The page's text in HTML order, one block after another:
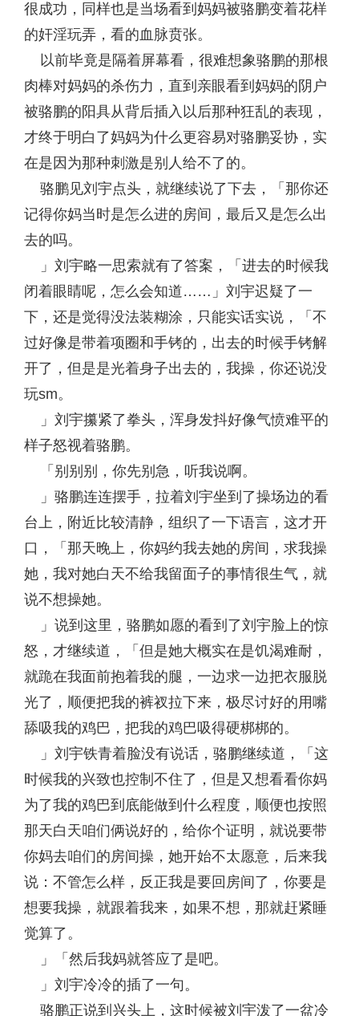
很成功，同样也是当场看到妈妈被骆鹏变着花样
的奸淫玩弄，看的血脉贲张。
以前毕竟是隔着屏幕看，很难想象骆鹏的那根
肉棒对妈妈的杀伤力，直到亲眼看到妈妈的阴户
被骆鹏的阳具从背后插入以后那种狂乱的表现，
才终于明白了妈妈为什么更容易对骆鹏妥协，实
在是因为那种刺激是别人给不了的。
骆鹏见刘宇点头，就继续说了下去，「那你还
记得你妈当时是怎么进的房间，最后又是怎么出
去的吗。
」刘宇略一思索就有了答案，「进去的时候我
闭着眼睛呢，怎么会知道……」刘宇迟疑了一
下，还是觉得没法装糊涂，只能实话实说，「不
过好像是带着项圈和手铐的，出去的时候手铐解
开了，但是是光着身子出去的，我操，你还说没
玩sm。
」刘宇攥紧了拳头，浑身发抖好像气愤难平的
样子怒视着骆鹏。
「别别别，你先别急，听我说啊。
」骆鹏连连摆手，拉着刘宇坐到了操场边的看
台上，附近比较清静，组织了一下语言，这才开
口，「那天晚上，你妈约我去她的房间，求我操
她，我对她白天不给我留面子的事情很生气，就
说不想操她。
」说到这里，骆鹏如愿的看到了刘宇脸上的惊
怒，才继续道，「但是她大概实在是饥渴难耐，
就跪在我面前抱着我的腿，一边求一边把衣服脱
光了，顺便把我的裤衩拉下来，极尽讨好的用嘴
舔吸我的鸡巴，把我的鸡巴吸得硬梆梆的。
」刘宇铁青着脸没有说话，骆鹏继续道，「这
时候我的兴致也控制不住了，但是又想看看你妈
为了我的鸡巴到底能做到什么程度，顺便也按照
那天白天咱们俩说好的，给你个证明，就说要带
你妈去咱们的房间操，她开始不太愿意，后来我
说：不管怎么样，反正我是要回房间了，你要是
想要我操，就跟着我来，如果不想，那就赶紧睡
觉算了。
」「然后我妈就答应了是吧。
」刘宇冷冷的插了一句。
骆鹏正说到兴头上，这时候被刘宇泼了一盆冷